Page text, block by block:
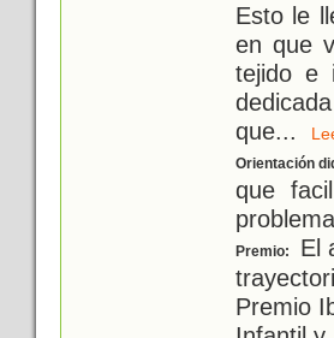
Esto le
en que
tejido e
que...
Orientación
que
Premio:
El
Premio